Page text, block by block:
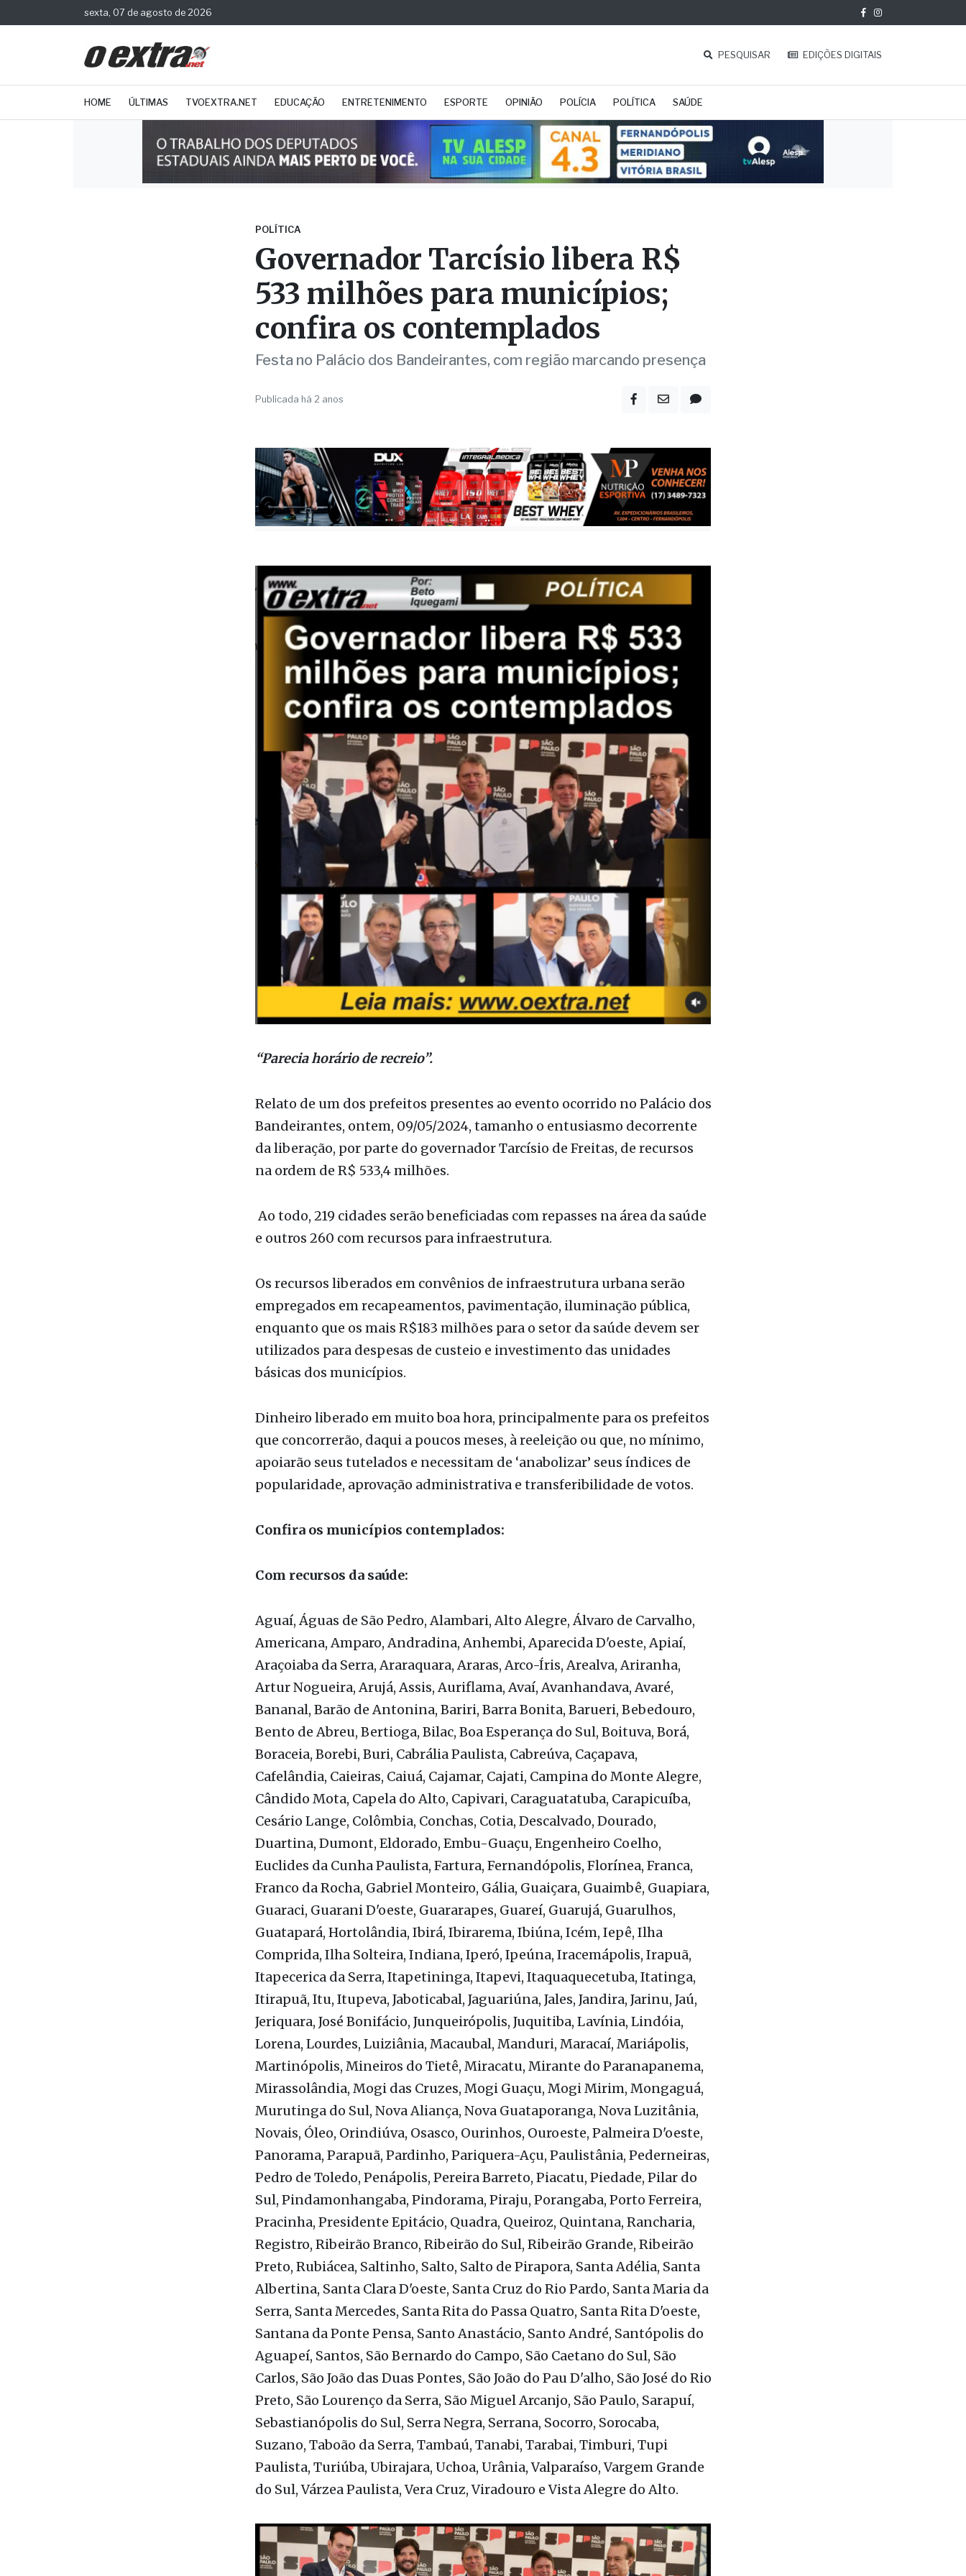
sexta, 07 de agosto de 2026
PESQUISAR EDIÇÕES DIGITAIS
HOME ÚLTIMAS TVOEXTRA.NET EDUCAÇÃO ENTRETENIMENTO ESPORTE OPINIÃO POLÍCIA POLÍTICA SAÚDE
POLÍTICA
Governador Tarcísio libera R$
533 milhões para municípios;
Publicada há 2 anos
“Parecia horário de recreio”.
Relato de um dos prefeitos presentes ao evento ocorrido no Palácio dos
Bandeirantes, ontem, 09/05/2024, tamanho o entusiasmo decorrente
na ordem de R$ 533,4 milhões.
e outros 260 com recursos para infraestrutura.
Os recursos liberados em convênios de infraestrutura urbana serão
empregados em recapeamentos, pavimentação, iluminação pública,
enquanto que os mais R$183 milhões para o setor da saúde devem ser
básicas dos municípios.
Dinheiro liberado em muito boa hora, principalmente para os prefeitos
que concorrerão, daqui a poucos meses, à reeleição ou que, no mínimo,
popularidade, aprovação administrativa e transferibilidade de votos.
Confira os municípios contemplados:
Com recursos da saúde:
Aguaí, Águas de São Pedro, Alambari, Alto Alegre, Álvaro de Carvalho,
Americana, Amparo, Andradina, Anhembi, Aparecida D'oeste, Apiaí,
Araçoiaba da Serra, Araraquara, Araras, Arco-Íris, Arealva, Ariranha,
Artur Nogueira, Arujá, Assis, Auriflama, Avaí, Avanhandava, Avaré,
Bananal, Barão de Antonina, Bariri, Barra Bonita, Barueri, Bebedouro,
Bento de Abreu, Bertioga, Bilac, Boa Esperança do Sul, Boituva, Borá,
Boraceia, Borebi, Buri, Cabrália Paulista, Cabreúva, Caçapava,
Cafelândia, Caieiras, Caiuá, Cajamar, Cajati, Campina do Monte Alegre,
Cândido Mota, Capela do Alto, Capivari, Caraguatatuba, Carapicuíba,
Cesário Lange, Colômbia, Conchas, Cotia, Descalvado, Dourado,
Duartina, Dumont, Eldorado, Embu-Guaçu, Engenheiro Coelho,
Euclides da Cunha Paulista, Fartura, Fernandópolis, Florínea, Franca,
Franco da Rocha, Gabriel Monteiro, Gália, Guaiçara, Guaimbê, Guapiara,
Guaraci, Guarani D'oeste, Guararapes, Guareí, Guarujá, Guarulhos,
Guatapará, Hortolândia, Ibirá, Ibirarema, Ibiúna, Icém, Iepê, Ilha
Comprida, Ilha Solteira, Indiana, Iperó, Ipeúna, Iracemápolis, Irapuã,
Itapecerica da Serra, Itapetininga, Itapevi, Itaquaquecetuba, Itatinga,
Itirapuã, Itu, Itupeva, Jaboticabal, Jaguariúna, Jales, Jandira, Jarinu, Jaú,
Jeriquara, José Bonifácio, Junqueirópolis, Juquitiba, Lavínia, Lindóia,
Lorena, Lourdes, Luiziânia, Macaubal, Manduri, Maracaí, Mariápolis,
Martinópolis, Mineiros do Tietê, Miracatu, Mirante do Paranapanema,
Mirassolândia, Mogi das Cruzes, Mogi Guaçu, Mogi Mirim, Mongaguá,
Murutinga do Sul, Nova Aliança, Nova Guataporanga, Nova Luzitânia,
Novais, Óleo, Orindiúva, Osasco, Ourinhos, Ouroeste, Palmeira D'oeste,
Panorama, Parapuã, Pardinho, Pariquera-Açu, Paulistânia, Pederneiras,
Pedro de Toledo, Penápolis, Pereira Barreto, Piacatu, Piedade, Pilar do
Sul, Pindamonhangaba, Pindorama, Piraju, Porangaba, Porto Ferreira,
Pracinha, Presidente Epitácio, Quadra, Queiroz, Quintana, Rancharia,
Registro, Ribeirão Branco, Ribeirão do Sul, Ribeirão Grande, Ribeirão
Preto, Rubiácea, Saltinho, Salto, Salto de Pirapora, Santa Adélia, Santa
Albertina, Santa Clara D'oeste, Santa Cruz do Rio Pardo, Santa Maria da
Serra, Santa Mercedes, Santa Rita do Passa Quatro, Santa Rita D'oeste,
Santana da Ponte Pensa, Santo Anastácio, Santo André, Santópolis do
Aguapeí, Santos, São Bernardo do Campo, São Caetano do Sul, São
Carlos, São João das Duas Pontes, São João do Pau D'alho, São José do Rio
Preto, São Lourenço da Serra, São Miguel Arcanjo, São Paulo, Sarapuí,
Sebastianópolis do Sul, Serra Negra, Serrana, Socorro, Sorocaba,
Suzano, Taboão da Serra, Tambaú, Tanabi, Tarabai, Timburi, Tupi
Paulista, Turiúba, Ubirajara, Uchoa, Urânia, Valparaíso, Vargem Grande
do Sul, Várzea Paulista, Vera Cruz, Viradouro e Vista Alegre do Alto.